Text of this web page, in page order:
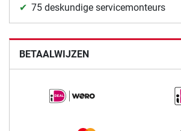
75 deskundige servicemonteurs
BETAALWIJZEN